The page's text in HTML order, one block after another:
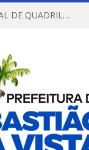
REGULAMENTO DO X CONCURSO INTERMUNICIPAL DE QUADRILHAS JUNINAS – 2026 – ARRAIÁ DA VENEZA